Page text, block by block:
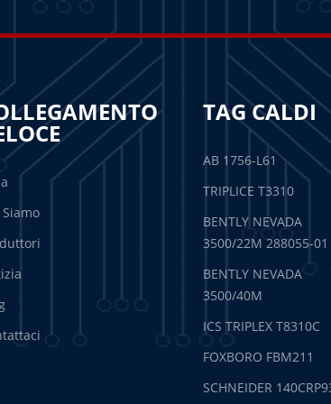
TAG CALDI
AB 1756-L61
TRIPLICE T3310
BENTLY NEVADA
3500/22M 288055-01
BENTLY NEVADA
3500/40M
ICS TRIPLEX T8310C
FOXBORO FBM211
SCHNEIDER